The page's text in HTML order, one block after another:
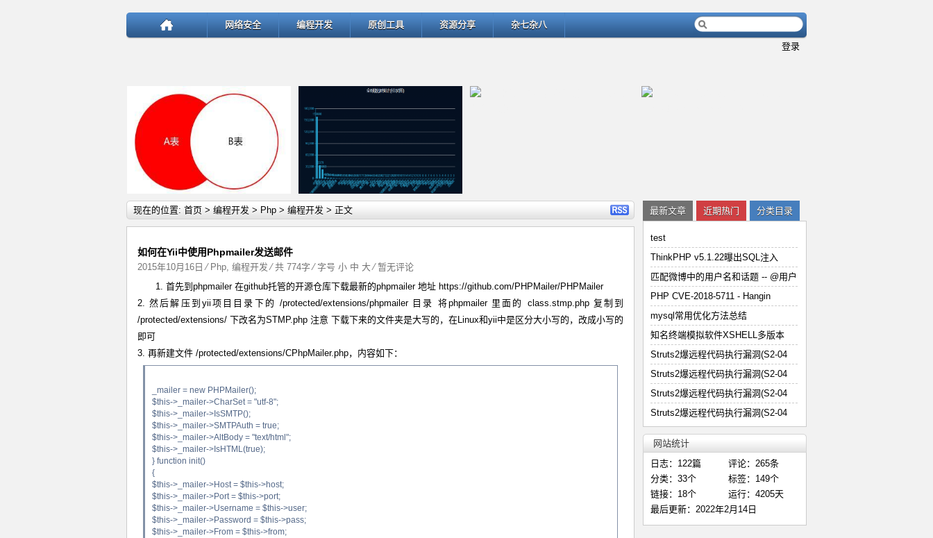
网络安全 编程开发 原创工具 资源分享 杂七杂八
登录
详细内容
test
详细内容
ThinkPHP v5.1.22曝出SQL
详细内容
匹配微博中的用户名和话题 -- @用
详细内容
PHP CVE-2018-5711 - Han
现在的位置: 首页 > 编程开发 > Php > 编程开发 > 正文
如何在Yii中使用Phpmailer发送邮件
2015年10月16日 ⁄ Php, 编程开发⁄ 共 774字 ⁄ 字号 小 中 大 ⁄暂无评论
1. 首先到phpmailer 在github托管的开源仓库下载最新的phpmailer 地址 https://github.com/PHPMailer/PHPMailer
2. 然后解压到yii项目目录下的 /protected/extensions/phpmailer 目录 将phpmailer 里面的 class.stmp.php 复制到
/protected/extensions/ 下改名为STMP.php 注意 下载下来的文件夹是大写的，在Linux和yii中是区分大小写的，改成小写的
即可
3. 再新建文件 /protected/extensions/CPhpMailer.php，内容如下：
_mailer = new PHPMailer();
$this->_mailer->CharSet = "utf-8";
$this->_mailer->IsSMTP();
$this->_mailer->SMTPAuth = true;
$this->_mailer->AltBody = "text/html";
$this->_mailer->IsHTML(true);
} function init()
{
$this->_mailer->Host = $this->host;
$this->_mailer->Port = $this->port;
$this->_mailer->Username = $this->user;
$this->_mailer->Password = $this->pass;
$this->_mailer->From = $this->from;
最新文章 近期热门 分类目录
test
ThinkPHP v5.1.22曝出SQL注入
匹配微博中的用户名和话题 -- @用户
PHP CVE-2018-5711 - Hangin
mysql常用优化方法总结
知名终端模拟软件XSHELL多版本
Struts2爆远程代码执行漏洞(S2-04
Struts2爆远程代码执行漏洞(S2-04
Struts2爆远程代码执行漏洞(S2-04
Struts2爆远程代码执行漏洞(S2-04
网站统计
日志：122篇
评论：265条
分类：33个
标签：149个
链接：18个
运行：4205天
最后更新：2022年2月14日